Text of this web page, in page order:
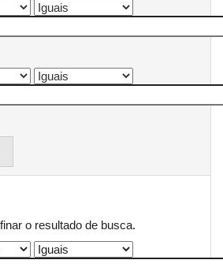
o resultado de busca.